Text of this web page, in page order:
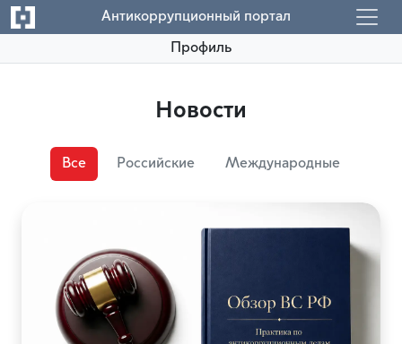
Антикоррупционный портал
Профиль
Новости
Все Российские Международные